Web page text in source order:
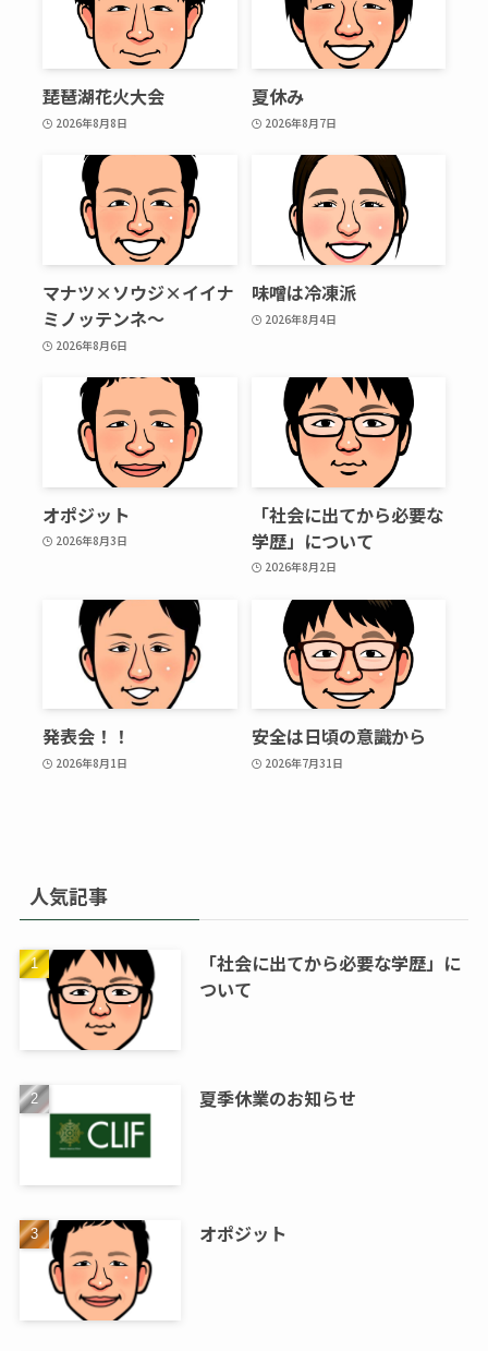
琵琶湖花火大会
2026年8月8日
夏休み
2026年8月7日
マナツ×ソウジ×イイナ
ミノッテンネ～
2026年8月6日
味噌は冷凍派
2026年8月4日
オポジット
2026年8月3日
「社会に出てから必要な
学歴」について
2026年8月2日
発表会！！
2026年8月1日
安全は日頃の意識から
2026年7月31日
人気記事
「社会に出てから必要な学歴」に
ついて
夏季休業のお知らせ
オポジット